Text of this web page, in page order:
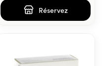
Réservez